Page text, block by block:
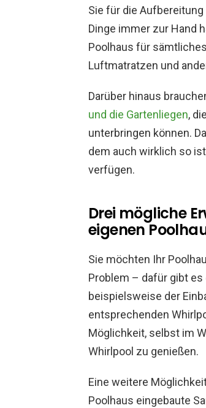
Sie für die
Dinge immer zur Hand
Poolhaus für
Luftmatratzen und
Darüber hinaus
und die Gartenliegen,
unterbringen können.
dem auch wirklich so
verfügen.
Drei mögliche
eigenen
Sie möchten Ihr
Problem – dafür gibt es
beispielsweise der
entsprechenden
Möglichkeit, selbst im
Whirlpool zu genießen.
Eine weitere
Poolhaus eingebaute